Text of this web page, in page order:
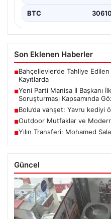
BTC
Son Eklenen Haberler
■Bahçelievler’de Tahliye Edilen
Kayıtlarda
■Yeni Parti Manisa İl Başkanı
Soruşturması Kapsamında
■Bolu’da vahşet: Yavru kediyi
■Outdoor Mutfaklar ve
■Yılın Transferi: Mohamed
Güncel